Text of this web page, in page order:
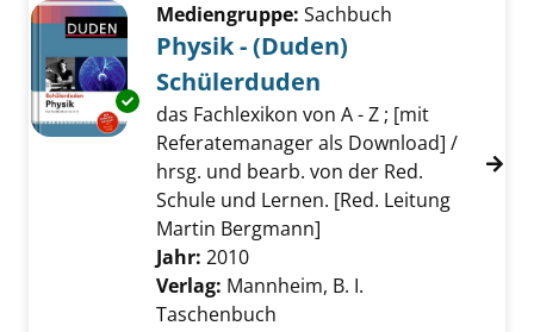
Exemplar-Details von Physik - (Duden)
Mediengruppe: Sachbuch
Physik - (Duden)
Schülerduden
das Fachlexikon von A - Z ; [mit
Referatemanager als Download] /
hrsg. und bearb. von der Red.
Schule und Lernen. [Red. Leitung
Martin Bergmann]
Suche nach diesem Verfasser
Jahr: 2010
Verlag: Mannheim, B. I.
Taschenbuch